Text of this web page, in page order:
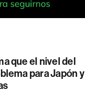
que el nivel del
para Japón y